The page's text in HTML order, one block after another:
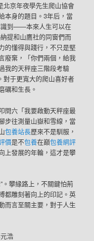
北京年夜學先生爬山協會
本身的題目。3年后，當
識到——本來人生可以在
提和山鷹社的同窗們而
的懂得與踐行，不只是堅
廢棄，「你們兩個，給我
我的天秤座三階段考驗
對于更寬大的爬山喜好者
礪和生長。
問六「我要啟動天秤座最
步往測量山嶽和雪線，當
包養站長歷來不是馴服，
價是不包養在巔包養網評
上發展的年輪，這才是攀
。攀緣路上，不關鍵怕荊
都雕刻著向上的印記。英
而言至關主要，對于人生
浩